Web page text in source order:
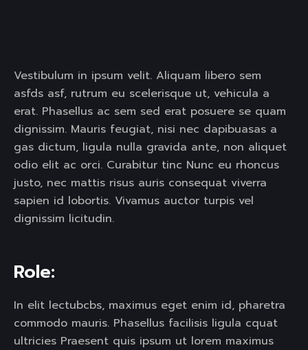
Vestibulum in ipsum velit. Aliquam libero sem
asfds asf, rutrum eu scelerisque ut, vehicula a
erat. Phasellus ac sem sed erat posuere se quam
dignissim. Mauris feugiat, nisi nec dapibuasas a
gas dictum, ligula nulla gravida ante, non aliquet
odio elit ac orci. Curabitur tinc Nunc eu rhoncus
justo, nec mattis risus auris consequat viverra
sapien id lobortis. Vivamus auctor turpis vel
dignissim licitudin.
Role:
In elit lectubcbs, maximus eget enim id, pharetra
commodo mauris. Phasellus facilisis ligula cquat
ultricies Praesent quis ipsum ut lorem maximus